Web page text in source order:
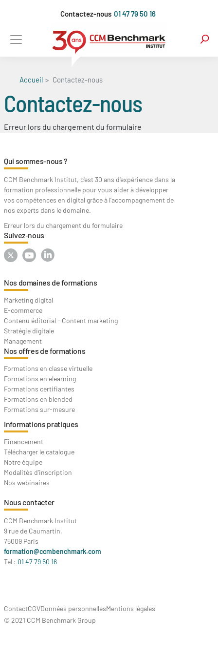
principal
Contactez-nous 01 47 79 50 16
Accueil Contactez-nous
Contactez-nous
Blocs
Erreur lors du chargement du formulaire
Qui sommes-nous ?
CCM Benchmark Institut, c'est 30 ans d'expérience dans la
formation professionnelle pour vous aider à développer
vos compétences en digital grâce à l’accompagnement de
nos experts dans le domaine.
Erreur lors du chargement du formulaire
Suivez-nous
Nos domaines de formations
Marketing digital
E-commerce
Contenu éditorial - Content marketing
Stratégie digitale
Management
Nos offres de formations
Formations en classe virtuelle
Formations en elearning
Formations certifiantes
Formations en blended
Formations sur-mesure
Informations pratiques
Financement
Télécharger le catalogue
Notre équipe
Modalités d'inscription
Nos webinaires
Nous contacter
CCM Benchmark Institut
9 rue de Caumartin,
75009 Paris
formation@ccmbenchmark.com
Tel : 01 47 79 50 16
ContactCGVDonnées personnellesMentions légales
© 2021 CCM Benchmark Group